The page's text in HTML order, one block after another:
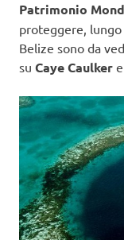
Patrimonio
proteggere,
Belize sono da
su Caye Caulker